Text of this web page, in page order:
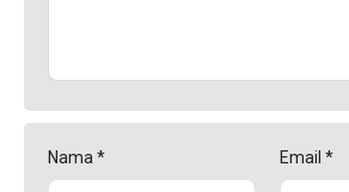
Nama* Email *